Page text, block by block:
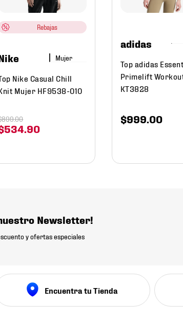
Rebajas
Mujer
Nike Casual Chill
Mujer HF9538-010
534.90
899.00
adidas
Top adidas
Primelift
KT3828
$999.00
Newsletter!
y ofertas especiales
Encuentra tu Tienda